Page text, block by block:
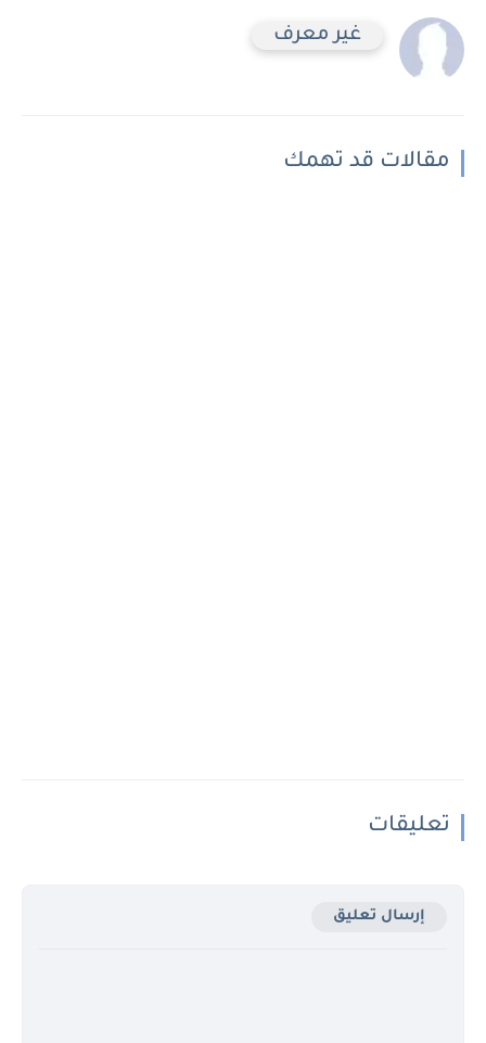
غير معرف
مقالات قد تهمك
تعليقات
إرسال تعليق